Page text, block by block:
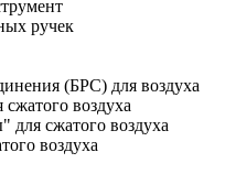
ручек
(БРС) для воздуха
воздуха
сжатого воздуха
воздуха